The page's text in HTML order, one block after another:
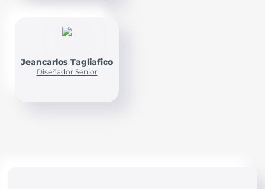
Jeancarlos Tagliafico
Diseñador Senior